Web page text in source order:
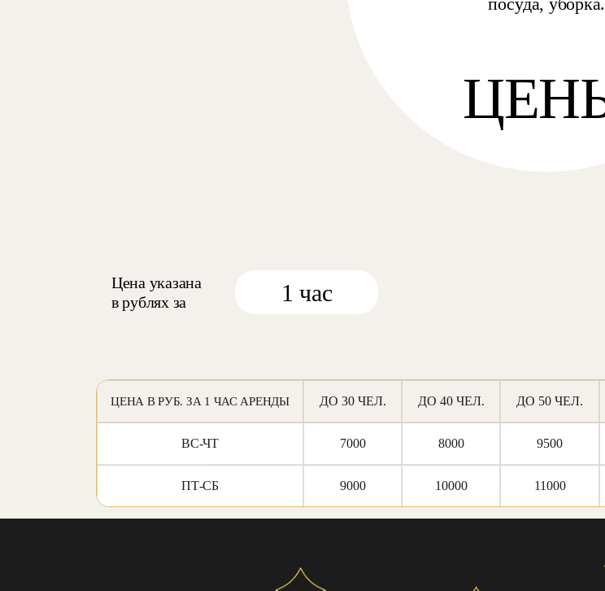
Цена указана
в рублях за
1 час
ЦЕНА В РУБ. ЗА 1 ЧАС АРЕНДЫ ДО 30 ЧЕЛ. ДО 40 ЧЕЛ. ДО 50 ЧЕЛ.
ВС-ЧТ 7000 8000 9500
ПТ-СБ 9000 10000 11000